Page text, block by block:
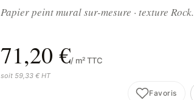
Papier peint mural sur-mesure · texture Rock.
71,20 €/ m² TTC
soit 59,33 € HT
Favoris